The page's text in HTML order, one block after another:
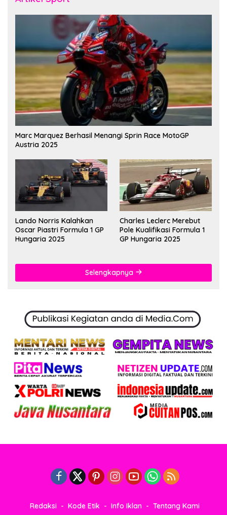
Marc Marquez Berhasil Menangi Sprin Race MotoGP
Austria 2025
Lando Norris Kalahkan
Oscar Piastri Formula 1 GP
Hungaria 2025
Charles Leclerc Merebut
Pole Kualifikasi Formula 1
GP Hungaria 2025
Selengkapnya
Redaksi Kode Etik Info Iklan
Tentang Kami